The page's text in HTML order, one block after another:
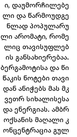
ი, დაუმორჩილებე
ლი და წარმოუდგე
ნლად პოპულარუ
ლი არომატი, რომე
ლიც თავისუფლებ
ის განსახიერებაა.
ბერგამოტისა და წი
წაკის ნოტები თავი
დან ანიჭებს მას მკ
ვეთრ სიხალისესა
და ენერგიას. ამბრ
ოქსანის მაღალი კ
ონცენტრაცია გულ